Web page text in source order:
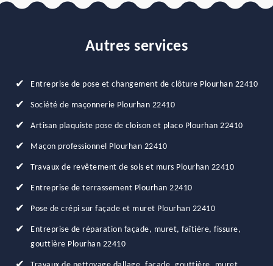
Autres services
Entreprise de pose et changement de clôture Plourhan 22410
Société de maçonnerie Plourhan 22410
Artisan plaquiste pose de cloison et placo Plourhan 22410
Maçon professionnel Plourhan 22410
Travaux de revêtement de sols et murs Plourhan 22410
Entreprise de terrassement Plourhan 22410
Pose de crépi sur façade et muret Plourhan 22410
Entreprise de réparation façade, muret, faîtière, fissure,
gouttière Plourhan 22410